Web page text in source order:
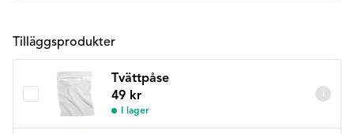
Tilläggsprodukter
Tvättpåse
49 kr
I lager
i